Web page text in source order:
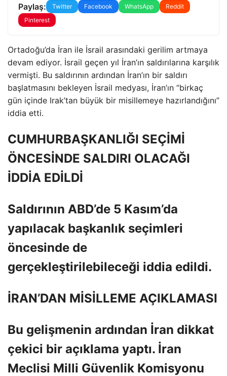
Paylaş: Twitter Facebook WhatsApp
Reddit
Pinterest
Ortadoğu’da İran ile İsrail arasındaki gerilim artmaya
devam ediyor. İsrail geçen yıl İran’ın saldırılarına karşılık
vermişti. Bu saldırının ardından İran’ın bir saldırı
başlatmasını bekleyen İsrail medyası, İran’ın “birkaç
gün içinde Irak’tan büyük bir misillemeye hazırlandığını”
iddia etti.
CUMHURBAŞKANLIĞI SEÇİMİ
ÖNCESİNDE SALDIRI OLACAĞI
İDDİA EDİLDİ
Saldırının ABD’de 5 Kasım’da
yapılacak başkanlık seçimleri
öncesinde de
gerçekleştirilebileceği iddia edildi.
İRAN’DAN MİSİLLEME AÇIKLAMASI
Bu gelişmenin ardından İran dikkat
çekici bir açıklama yaptı. İran
Meclisi Milli Güvenlik Komisyonu